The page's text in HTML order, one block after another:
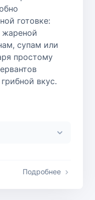
готовке:
жареной
супам или
простому
вкус.
Подробнее